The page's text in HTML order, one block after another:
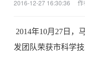
2016-12-27 16:30:36 作
2014年10月27日，
发团队荣获市科学